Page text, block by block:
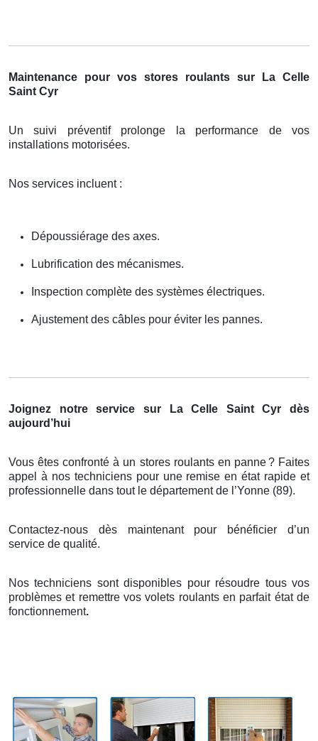
Maintenance pour vos stores roulants sur La Celle
Saint Cyr
Un suivi préventif prolonge la performance de vos
installations motorisées.
Nos services incluent :
Dépoussiérage des axes.
Lubrification des mécanismes.
Inspection complète des systèmes électriques.
Ajustement des câbles pour éviter les pannes.
Joignez notre service sur La Celle Saint Cyr dès
aujourd’hui
Vous êtes confronté à un stores roulants en panne? Faites
appel à nos techniciens pour une remise enétat rapide et
professionnelle dans tout le département de l ’Yonne (89).
Contactez-nous dès maintenant pour bénéficier d’un
service de qualité.
Nos techniciens sont disponibles pour résoudre tous vos
problèmes et remettre vos volets roulants en parfait état de
fonctionnement.